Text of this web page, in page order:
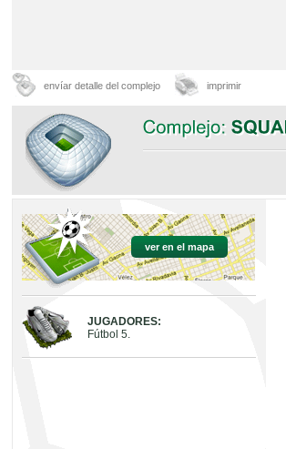
envíar detalle del complejo imprimir
ver en el mapa
JUGADORES:
Fútbol 5.